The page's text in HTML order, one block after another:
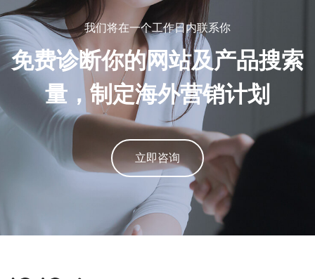
我们将在一个工作日内联系你
免费诊断你的网站及产品搜索
量，制定海外营销计划
立即咨询